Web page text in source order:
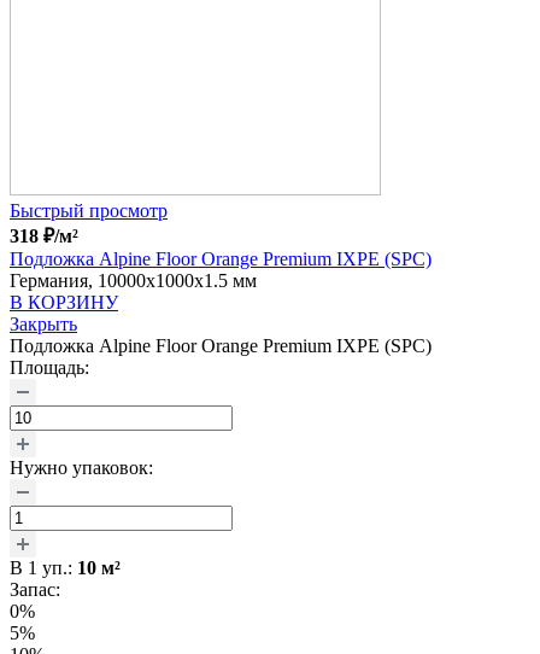
Быстрый просмотр
318 ₽/м²
Подложка Alpine Floor Orange Premium IXPE (SPC)
Германия, 10000x1000x1.5 мм
В КОРЗИНУ
Закрыть
Подложка Alpine Floor Orange Premium IXPE (SPC)
Площадь:
Нужно упаковок:
В 1 уп.: 10 м²
Запас:
0%
5%